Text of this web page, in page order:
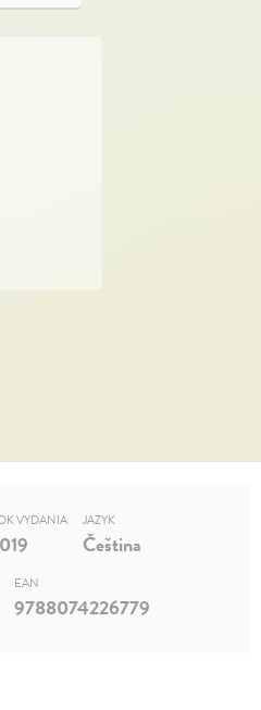
VYDANIA JAZYK
Čeština
EAN
9788074226779